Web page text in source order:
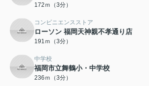
172ｍ（3分）
コンビニエンスストア
ローソン 福岡天神親不孝通り店
191ｍ（3分）
中学校
福岡市立舞鶴小・中学校
236ｍ（3分）